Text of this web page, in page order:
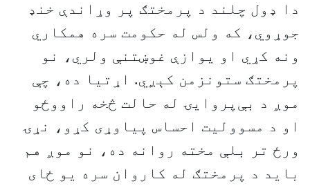
دا ډول چلند د پرمختګ پر وړاندې خنډ
جوړوي، که ولس له حکومت سره همکاري
ونه کړي او یوازې غوښتنې ولري، نو
پرمختګ ستونزمن کېږي. اړتیا ده، چې
موږ د بې‌پروايۍ له حالت څخه راووځو
او د مسوولیت احساس پیاوړی کړو، نړۍ
ورځ تر بلې مخته روانه ده، نو موږ هم
باید د پرمختګ له کاروان سره یو ځای